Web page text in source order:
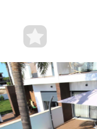
sommes-
Contactez
nous
Termes